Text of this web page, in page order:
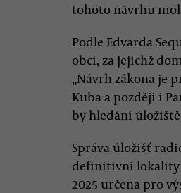
tohoto návrhu
Podle Edvarda
obcí, za jejichž
„Návrh zákona je
Kuba a později i
by hledání
Správa úložišť
definitivní lokality
2025 určena pro